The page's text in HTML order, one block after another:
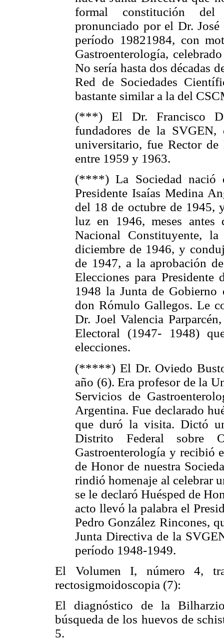
formal constitución del
pronunciado por el Dr.
período 19821984, con
Gastroenterología,
No sería hasta dos décadas
Red de Sociedades
bastante similar a la del
(***) El Dr. Francisco
fundadores de la SVGEN,
universitario, fue Rector de
entre 1959 y 1963.
(****) La Sociedad nació
Presidente Isaías Medina
del 18 de octubre de 1945,
luz en 1946, meses antes
Nacional Constituyente,
diciembre de 1946, y
de 1947, a la aprobación
Elecciones para
1948 la Junta de Gobierno
don Rómulo Gallegos. Le
Dr. Joel Valencia
Electoral (1947- 1948)
elecciones.
(*****) El Dr. Oviedo
año (6). Era profesor de la
Servicios de
Argentina. Fue declarado
que duró la visita. Dictó
Distrito Federal sobre
Gastroenterología y recibió
de Honor de nuestra
rindió homenaje al celebrar
se le declaró Huésped de
acto llevó la palabra el
Pedro González Rincones,
Junta Directiva de la
período 1948-1949.
El Volumen I, número 4,
rectosigmoidoscopia (7):
El diagnóstico de la
búsqueda de los huevos de
5.